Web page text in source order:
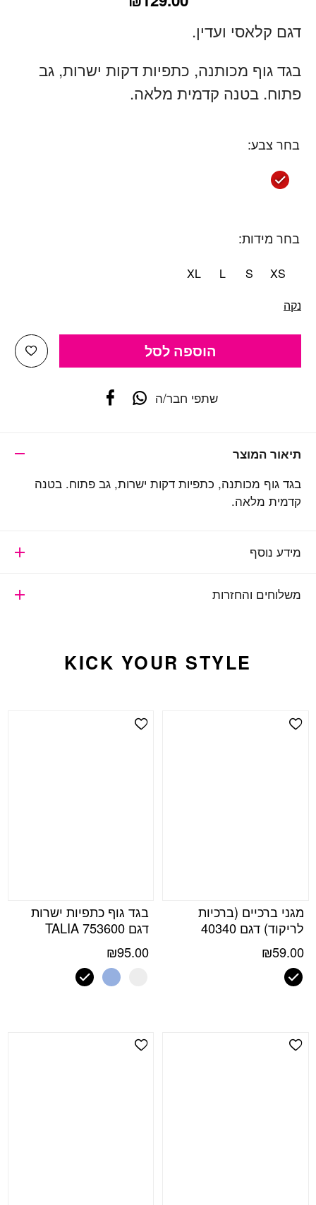
דגם קלאסי ועדין.
בגד גוף מכותנה, כתפיות דקות ישרות, גב
פתוח. בטנה קדמית מלאה.
בחר צבע:
בחר מידות:
XS
S
L
XL
נקה
כמות של בגד גוף גב פתוח DAWN 10138
הוספה לסל
שתפי חבר/ה
תיאור המוצר
בגד גוף מכותנה, כתפיות דקות ישרות, גב פתוח. בטנה
קדמית מלאה.
מידע נוסף
משלוחים והחזרות
KICK YOUR STYLE
Add Wishlist
מגני ברכיים (ברכיות
לריקוד) דגם 40340
₪59.00
Add Wishlist
בגד גוף כתפיות ישרות
דגם TALIA 753600
₪95.00
Add Wishlist
Add Wishlist